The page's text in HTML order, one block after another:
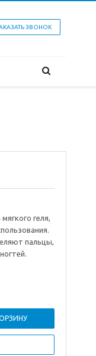
ЗВОНОК
геля,
пальцы,